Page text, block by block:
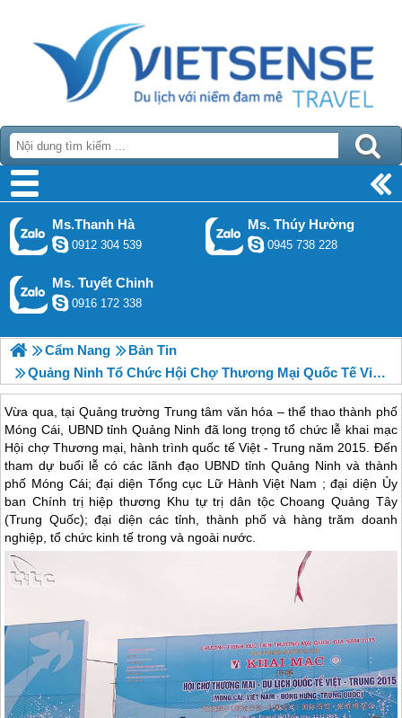
Ms.Thanh Hà
0912 304 539
Ms. Thúy Hường
0945 738 228
Ms. Tuyết Chinh
0916 172 338
Cẩm Nang
Bản Tin
Quảng Ninh Tổ Chức Hội Chợ Thương Mại Quốc Tế Việt - Trung
Vừa qua, tại Quảng trường Trung tâm văn hóa – thể thao thành phố
Móng Cái, UBND tỉnh Quảng Ninh đã long trọng tổ chức lễ khai mạc
Hội chợ Thương mại, hành trình quốc tế Việt - Trung năm 2015. Đến
tham dự buổi lễ có các lãnh đạo UBND tỉnh Quảng Ninh và thành
phố Móng Cái; đại diện Tổng cục Lữ Hành Việt Nam ; đại diện Ủy
ban Chính trị hiệp thương Khu tự trị dân tộc Choang Quảng Tây
(Trung Quốc); đại diện các tỉnh, thành phố và hàng trăm doanh
nghiệp, tổ chức kinh tế trong và ngoài nước.